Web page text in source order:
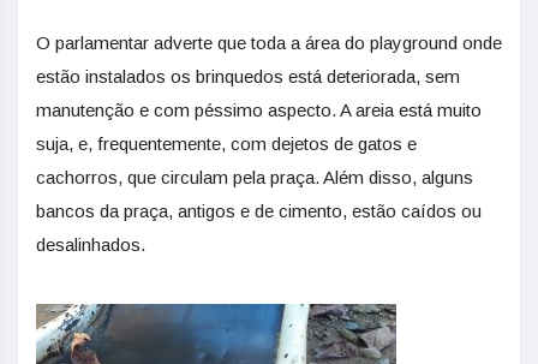
O parlamentar adverte que toda a área do playground onde
estão instalados os brinquedos está deteriorada, sem
manutenção e com péssimo aspecto. A areia está muito
suja, e, frequentemente, com dejetos de gatos e
cachorros, que circulam pela praça. Além disso, alguns
bancos da praça, antigos e de cimento, estão caídos ou
desalinhados.